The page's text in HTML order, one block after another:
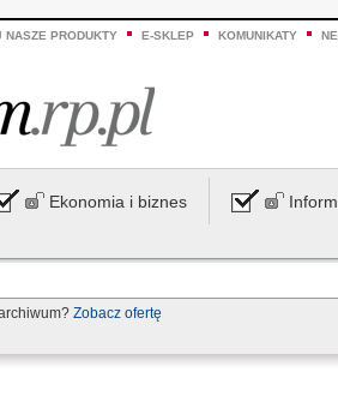
NASZE PRODUKTY E-SKLEP KOMUNIKATY
Ekonomia i biznes
Zobacz ofertę